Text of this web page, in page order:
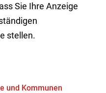
Sie Ihre Anzeige
stellen.
und Kommunen